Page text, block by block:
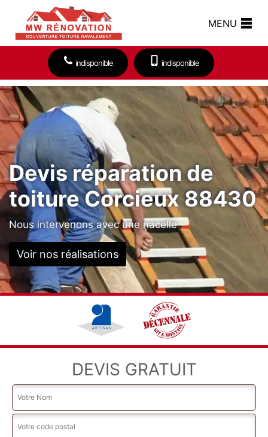
MENU
indisponible indisponible
Devis réparation de
toiture Corcieux 88430
Nous intervenons avec une nacelle
Voir nos réalisations
DEVIS GRATUIT